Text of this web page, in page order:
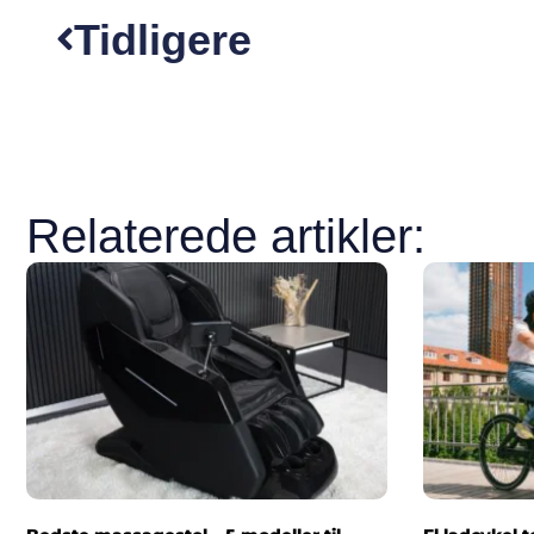
Tidligere
Relaterede artikler: